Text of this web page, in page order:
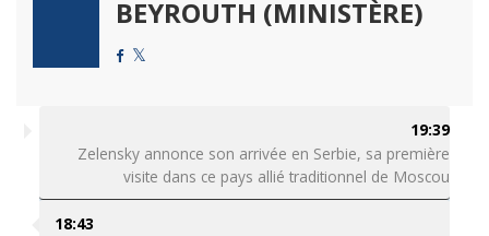
BEYROUTH (MINISTÈRE)
19:39
Zelensky annonce son arrivée en Serbie, sa première
visite dans ce pays allié traditionnel de Moscou
18:43